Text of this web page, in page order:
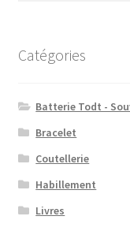
Catégories
Batterie Todt -
Bracelet
Coutellerie
Habillement
Livres